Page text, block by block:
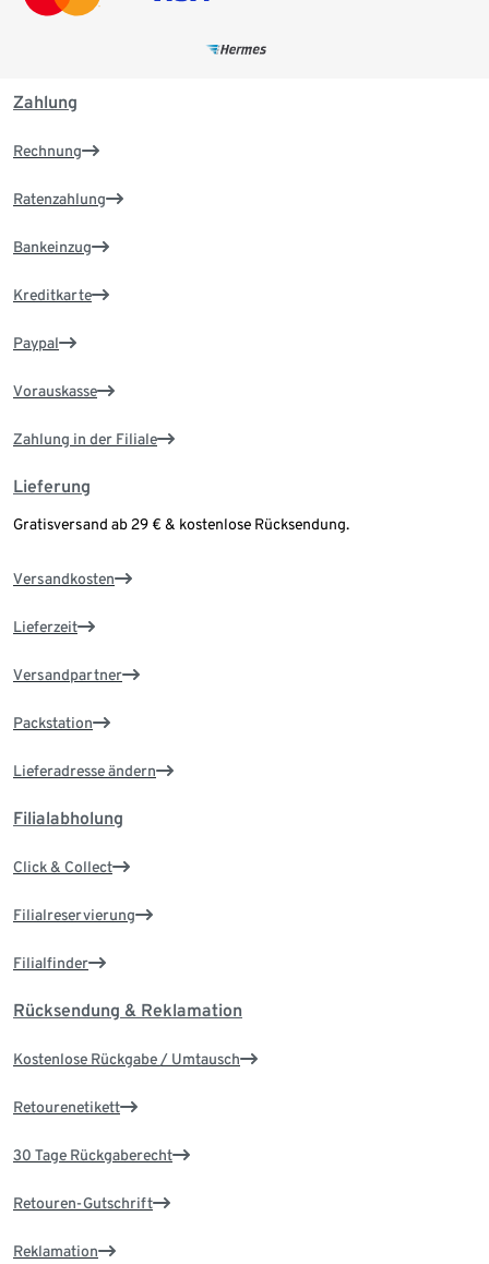
Zahlung
Rechnung
Ratenzahlung
Bankeinzug
Kreditkarte
Paypal
Vorauskasse
Zahlung in der Filiale
Lieferung
Gratisversand ab 29 € & kostenlose Rücksendung.
Versandkosten
Lieferzeit
Versandpartner
Packstation
Lieferadresse ändern
Filialabholung
Click & Collect
Filialreservierung
Filialfinder
Rücksendung & Reklamation
Kostenlose Rückgabe / Umtausch
Retourenetikett
30 Tage Rückgaberecht
Retouren-Gutschrift
Reklamation